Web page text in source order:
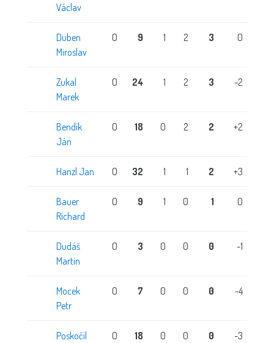
Václav
Duben
Miroslav
O 9 1 2 3 0
Zukal
Marek
O 24 1 2 3 -2
Bendík
Ján
O 18 0 2 2 +2
Hanzl Jan O 32 1 1 2 +3
Bauer
Richard
O 9 1 0 1 0
Dudáš
Martin
O 3 0 0 0 -1
Mocek
Petr
O 7 0 0 0 -4
Poskočil
O 18 0 0 0 -3